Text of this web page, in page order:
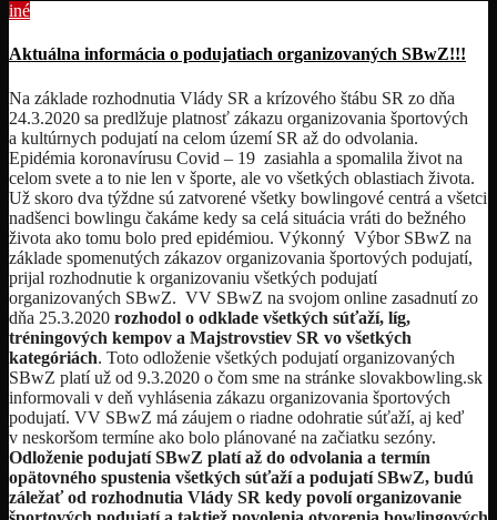
iné
Aktuálna informácia o podujatiach organizovaných SBwZ!!!
Na základe rozhodnutia Vlády SR a krízového štábu SR zo dňa
24.3.2020 sa predlžuje platnosť zákazu organizovania športových
a kultúrnych podujatí na celom území SR až do odvolania.
Epidémia koronavírusu Covid – 19 zasiahla a spomalila život na
celom svete a to nie len v športe, ale vo všetkých oblastiach života.
Už skoro dva týždne sú zatvorené všetky bowlingové centrá a všetci
nadšenci bowlingu čakáme kedy sa celá situácia vráti do bežného
života ako tomu bolo pred epidémiou. Výkonný Výbor SBwZ na
základe spomenutých zákazov organizovania športových podujatí,
prijal rozhodnutie k organizovaniu všetkých podujatí
organizovaných SBwZ. VV SBwZ na svojom online zasadnutí zo
dňa 25.3.2020 rozhodol o odklade všetkých súťaží, líg,
tréningových kempov a Majstrovstiev SR vo všetkých
kategóriách. Toto odloženie všetkých podujatí organizovaných
SBwZ platí už od 9.3.2020 o čom sme na stránke slovakbowling.sk
informovali v deň vyhlásenia zákazu organizovania športových
podujatí. VV SBwZ má záujem o riadne odohratie súťaží, aj keď
v neskoršom termíne ako bolo plánované na začiatku sezóny.
Odloženie podujatí SBwZ platí až do odvolania a termín
opätovného spustenia všetkých súťaží a podujatí SBwZ, budú
záležať od rozhodnutia Vlády SR kedy povolí organizovanie